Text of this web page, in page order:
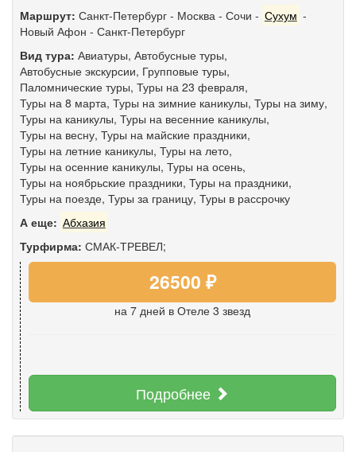
Маршрут: Санкт-Петербург - Москва - Сочи - Сухум -
Новый Афон - Санкт-Петербург
Вид тура: Авиатуры, Автобусные туры,
Автобусные экскурсии, Групповые туры,
Паломнические туры, Туры на 23 февраля,
Туры на 8 марта, Туры на зимние каникулы, Туры на зиму,
Туры на каникулы, Туры на весенние каникулы,
Туры на весну, Туры на майские праздники,
Туры на летние каникулы, Туры на лето,
Туры на осенние каникулы, Туры на осень,
Туры на ноябрьские праздники, Туры на праздники,
Туры на поезде, Туры за границу, Туры в рассрочку
А еще: Абхазия
Турфирма: СМАК-ТРЕВЕЛ;
26500 ₽
на 7 дней в Отеле 3 звезд
Подробнее